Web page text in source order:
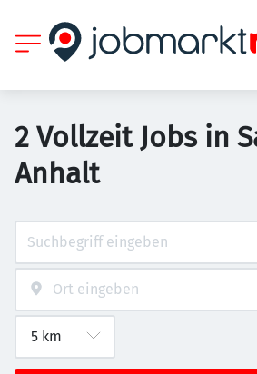
2 Vollzeit Jobs in
Anhalt